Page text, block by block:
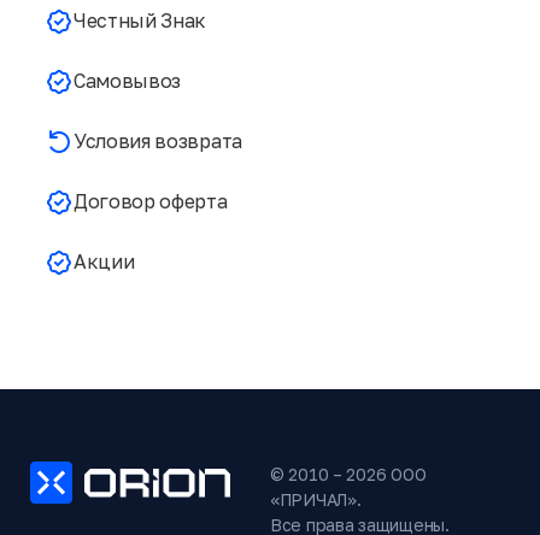
Честный Знак
Самовывоз
Условия возврата
Договор оферта
Акции
© 2010 – 2026 ООО
«ПРИЧАЛ».
Все права защищены.